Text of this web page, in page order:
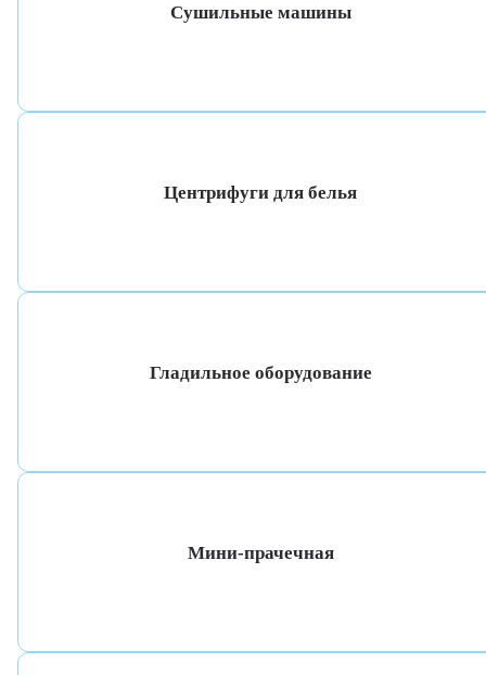
Сушильные машины
Центрифуги для белья
Гладильное оборудование
Мини-прачечная